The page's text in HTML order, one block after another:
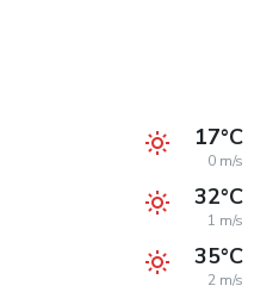
17°C
0 m/s
32°C
1 m/s
35°C
2 m/s